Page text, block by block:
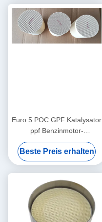
Euro 5 POC GPF Katalysator
ppf Benzinmotor-
Bienenwaben-Keramik-
Substrat
Beste Preis erhalten